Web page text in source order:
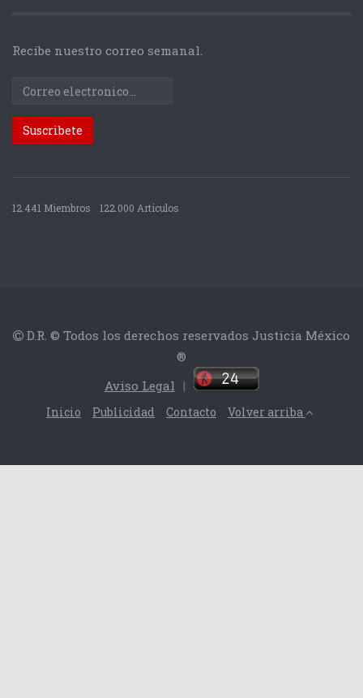
Recibe nuestro correo semanal.
12.441 Miembros 122.000 Articulos
D.R. © Todos los derechos reservados Justicia México
®
Aviso Legal |
Inicio Publicidad Contacto Volver arriba